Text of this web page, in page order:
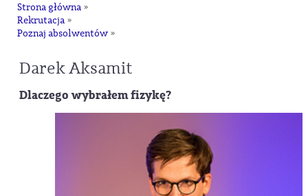
Strona główna »
Rekrutacja »
Poznaj absolwentów »
Darek Aksamit
Dlaczego wybrałem fizykę?